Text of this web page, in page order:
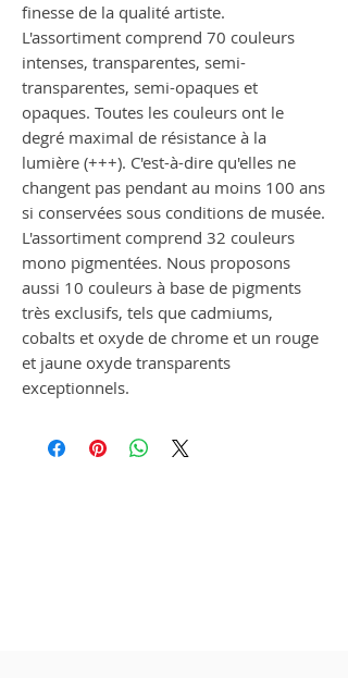
finesse de la qualité artiste.
L'assortiment comprend 70 couleurs
intenses, transparentes, semi-
transparentes, semi-opaques et
opaques. Toutes les couleurs ont le
degré maximal de résistance à la
lumière (+++). C'est-à-dire qu'elles ne
changent pas pendant au moins 100 ans
si conservées sous conditions de musée.
L'assortiment comprend 32 couleurs
mono pigmentées. Nous proposons
aussi 10 couleurs à base de pigments
très exclusifs, tels que cadmiums,
cobalts et oxyde de chrome et un rouge
et jaune oxyde transparents
exceptionnels.